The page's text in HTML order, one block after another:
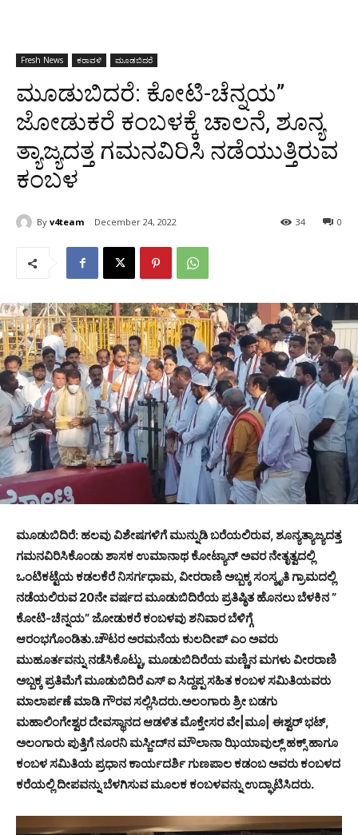
Fresh News ಕರಾವಳಿ ಮೂಡಬಿದರೆ
ಮೂಡುಬಿದರೆ: ಕೋಟಿ-ಚೆನ್ನಯ”
ಜೋಡುಕರೆ ಕಂಬಳಕ್ಕೆ ಚಾಲನೆ, ಶೂನ್ಯ
ತ್ಯಾಜ್ಯದತ್ತ ಗಮನವಿರಿಸಿ ನಡೆಯುತ್ತಿರುವ
ಕಂಬಳ
By v4team December 24, 2022 0
34
ಮೂಡುಬಿದಿರೆ: ಹಲವು ವಿಶೇಷಗಳಿಗೆ ಮುನ್ನುಡಿ ಬರೆಯಲಿರುವ, ಶೂನ್ಯತ್ಯಾಜ್ಯದತ್ತ
ಗಮನವಿರಿಸಿಕೊಂಡು ಶಾಸಕ ಉಮಾನಾಥ ಕೋಟ್ಯಾನ್ ಅವರ ನೇತೃತ್ವದಲ್ಲಿ
ಒಂಟಿಕಟ್ಟೆಯ ಕಡಲಕೆರೆ ನಿಸರ್ಗಧಾಮ, ವೀರರಾಣಿ ಅಬ್ಬಕ್ಕ ಸಂಸ್ಕೃತಿ ಗ್ರಾಮದಲ್ಲಿ
ನಡೆಯಲಿರುವ 20ನೇ ವರ್ಷದ ಮೂಡುಬಿದಿರೆಯ ಪ್ರತಿಷ್ಠಿತ ಹೊನಲು ಬೆಳಕಿನ ”
ಕೋಟಿ-ಚೆನ್ನಯ” ಜೋಡುಕರೆ ಕಂಬಳವು ಶನಿವಾರ ಬೆಳಿಗ್ಗೆ
ಆರಂಭಗೊಂಡಿತು.ಚೌಟರ ಅರಮನೆಯ ಕುಲದೀಪ್ ಎಂ ಅವರು
ಮುಹೂರ್ತವನ್ನು ನಡೆಸಿಕೊಟ್ಟು, ಮೂಡುಬಿದಿರೆಯ ಮಣ್ಣಿನ ಮಗಳು ವೀರರಾಣಿ
ಅಬ್ಬಕ್ಕ ಪ್ರತಿಮೆಗೆ ಮೂಡುಬಿದಿರೆ ಎಸ್ ಐ ಸಿದ್ದಪ್ಪ ಸಹಿತ ಕಂಬಳ ಸಮಿತಿಯವರು
ಮಾಲಾರ್ಪಣೆ ಮಾಡಿ ಗೌರವ ಸಲ್ಲಿಸಿದರು.ಅಲಂಗಾರು ಶ್ರೀ ಬಡಗು
ಮಹಾಲಿಂಗೇಶ್ವರ ದೇವಸ್ಥಾನದ ಆಡಳಿತ ಮೊಕ್ತೇಸರ ವೇ|ಮೂ| ಈಶ್ವರ್ ಭಟ್,
ಅಲಂಗಾರು ಪುತ್ತಿಗೆ ನೂರನಿ ಮಸ್ಜೀದ್‍ನ ಮೌಲಾನಾ ಝಿಯಾವುಲ್ಲ್ ಹಕ್ಸ್ ಹಾಗೂ
ಕಂಬಳ ಸಮಿತಿಯ ಪ್ರಧಾನ ಕಾರ್ಯದರ್ಶಿ ಗುಣಪಾಲ ಕಡಂಬ ಅವರು ಕಂಬಳದ
ಕರೆಯಲ್ಲಿ ದೀಪವನ್ನು ಬೆಳಗಿಸುವ ಮೂಲಕ ಕಂಬಳವನ್ನು ಉದ್ಘಾಟಿಸಿದರು.